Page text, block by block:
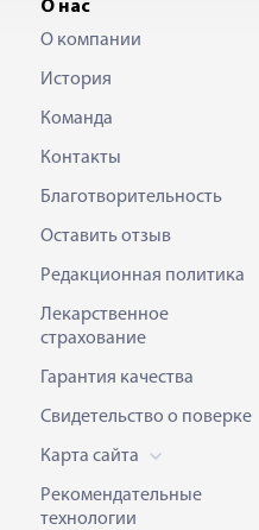
О нас
О компании
История
Команда
Контакты
Благотворительность
Оставить отзыв
Редакционная политика
Лекарственное
страхование
Гарантия качества
Свидетельство о поверке
Карта сайта
Рекомендательные
технологии